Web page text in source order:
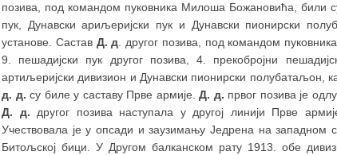
позива, под командом пуковника Милоша Божановића, били
пук, Дунавски ариљеријски пук и Дунавски пионирски
установе. Састав Д. д. другог позива, под командом
9. пешадијски пук другог позива, 4. прекобројни
артиљеријски дивизион и Дунавски пионирски полубатаљон,
д. д. су биле у саставу Прве армије.Д. д. првог позива је
Д. д. другог позива наступала у другој линији Прве
Учествовала је у опсади и заузимању Једрена на западном
Битољској бици. У Другом балканском рату 1913. обе